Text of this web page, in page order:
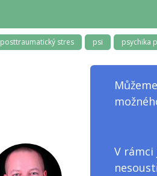
posttraumatický stres psi psychika
V